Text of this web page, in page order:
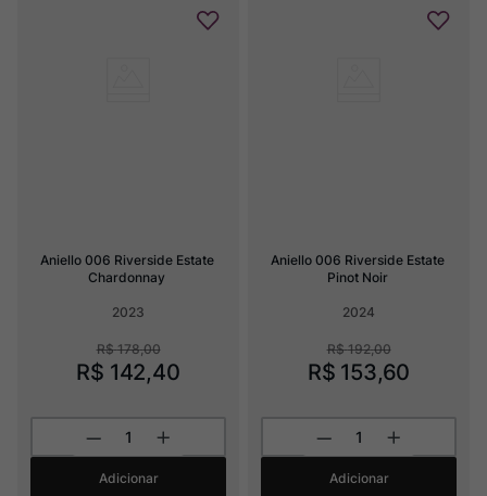
Aniello 006 Riverside Estate
Chardonnay
2023
R$ 178,00
R$ 142,40
Adicionar
Aniello 006 Riverside Estate
Pinot Noir
2024
R$ 192,00
R$ 153,60
Adicionar